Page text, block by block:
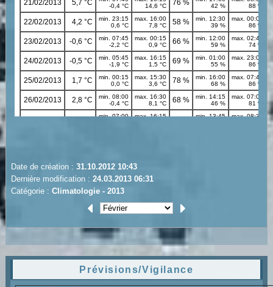
Date de création : 31.10.2012 10:43
Dernière modification : 24.03.2013 06:31
Catégorie : Climatologie - 2013
Prévisions/Vigilance